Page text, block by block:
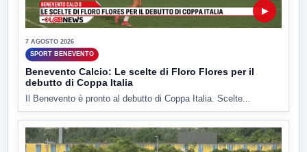
▶
7 AGOSTO 2026
SPORT BENEVENTO
Benevento Calcio: Le scelte di Floro Flores per il
debutto di Coppa Italia
Il Benevento è pronto al debutto di Coppa Italia. Scelte...